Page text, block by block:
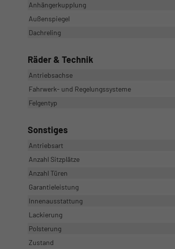
Anhängerkupplung
Außenspiegel
Dachreling
Räder & Technik
Antriebsachse
Fahrwerk- und Regelungssysteme
Felgentyp
Sonstiges
Antriebsart
Anzahl Sitzplätze
Anzahl Türen
Garantieleistung
Innenausstattung
Lackierung
Polsterung
Zustand